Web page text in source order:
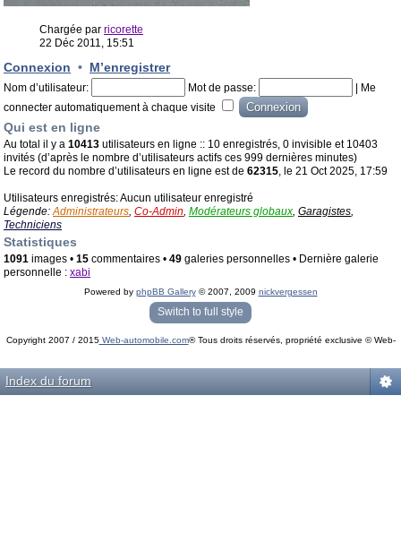
Chargée par ricorette
22 Déc 2011, 15:51
Connexion • M’enregistrer
Nom d’utilisateur: Mot de passe:
Me
connecter automatiquement à chaque visite
Qui est en ligne
Au total il y a 10413 utilisateurs en ligne :: 10 enregistrés, 0 invisible et 10403
invités (d’après le nombre d’utilisateurs actifs ces 999 dernières minutes)
Le record du nombre d’utilisateurs en ligne est de 62315, le 21 Oct 2025, 17:59
Utilisateurs enregistrés: Aucun utilisateur enregistré
Légende:Administrateurs, Co-Admin, Modérateurs globaux, Garagistes,
Techniciens
Statistiques
1091 images • 15 commentaires • 49 galeries personnelles • Dernière galerie
personnelle : xabi
Powered by phpBB Gallery© 2007, 2009 nickvergessen
« phpBB Gallery » - Traduction française par
darky
Switch to full style
Copyright 2007 / 2015Web-automobile.com® Tous droits réservés, propriété exclusive © Web-
Index du forum